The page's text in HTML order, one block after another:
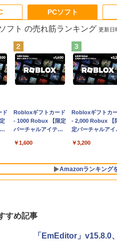
tomtoc 360°保護
15.6 16インチ パソコ
ンケース Dell NEC
dynabook Lenovo
￥2,952
Apple 2026
MacBook Air M5
ップ搭載13インチ
Apple Intelligence
Retinaディスプレ
イ、16GBユニフ
ドメモリ、1TB
￥278,800
PCソフト
フト の売れ筋ランキング 更新日
ド
Robloxギフトカード
- 1000 Robux 【限定
バーチャルアイテム
ンゲームコード】 ロ
ンコード版
￥1,600
Robloxギフトカ
- 2,000 Robux 【
定バーチャルアイ
インゲームコード
ラインコード版
￥3,200
Amazonランキング
すめ記事
「EmEditor」v15.8.0